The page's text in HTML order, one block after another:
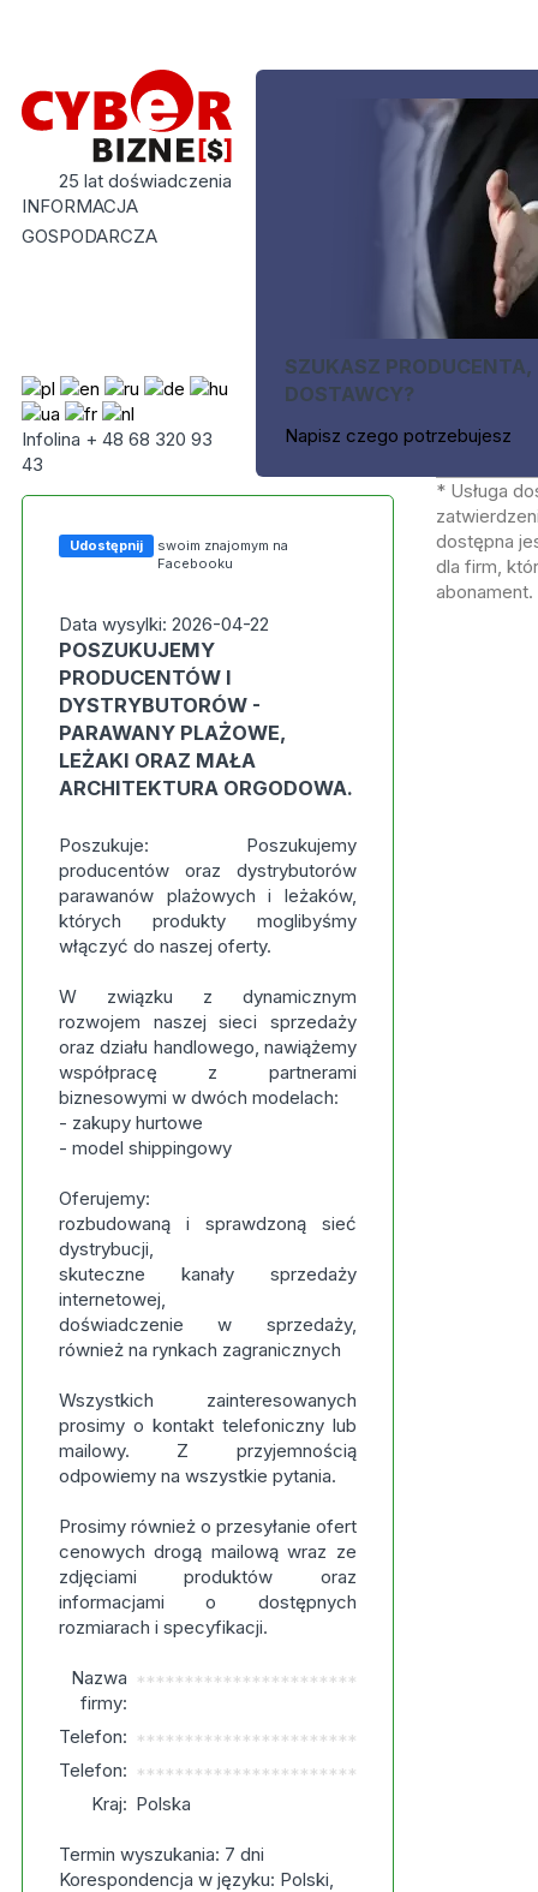
25 lat doświadczenia
INFORMACJA
GOSPODARCZA
Infolina + 48 68 320 93
43
SZUKASZ PRODUCENTA,
DOSTAWCY?
Napisz czego potrzebujesz
Udostępnij
swoim znajomym na
Facebooku
Data wysylki: 2026-04-22
POSZUKUJEMY
PRODUCENTÓW I
DYSTRYBUTORÓW -
PARAWANY PLAŻOWE,
LEŻAKI ORAZ MAŁA
ARCHITEKTURA ORGODOWA.
Poszukuje: Poszukujemy
producentów oraz dystrybutorów
parawanów plażowych i leżaków,
których produkty moglibyśmy
włączyć do naszej oferty.
W związku z dynamicznym
rozwojem naszej sieci sprzedaży
oraz działu handlowego, nawiążemy
współpracę z partnerami
biznesowymi w dwóch modelach:
- zakupy hurtowe
- model shippingowy
Oferujemy:
rozbudowaną i sprawdzoną sieć
dystrybucji,
skuteczne kanały sprzedaży
internetowej,
doświadczenie w sprzedaży,
również na rynkach zagranicznych
Wszystkich zainteresowanych
prosimy o kontakt telefoniczny lub
mailowy. Z przyjemnością
odpowiemy na wszystkie pytania.
Prosimy również o przesyłanie ofert
cenowych drogą mailową wraz ze
zdjęciami produktów oraz
informacjami o dostępnych
rozmiarach i specyfikacji.
Nazwa
firmy:
***********************
Telefon: ***********************
Telefon: ***********************
Kraj: Polska
Termin wyszukania: 7 dni
Korespondencja w języku: Polski,
* Usługa
dostępna
dla firm,
abonament.